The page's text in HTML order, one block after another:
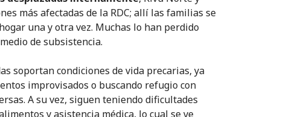
más afectadas de la RDC; allí las familias se
una y otra vez. Muchas lo han perdido
de subsistencia.
soportan condiciones de vida precarias, ya
improvisados o buscando refugio con
A su vez, siguen teniendo dificultades
y asistencia médica, lo cual se ve